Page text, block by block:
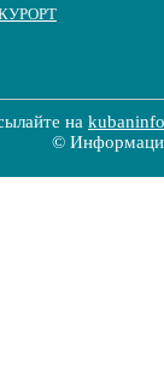
на
©